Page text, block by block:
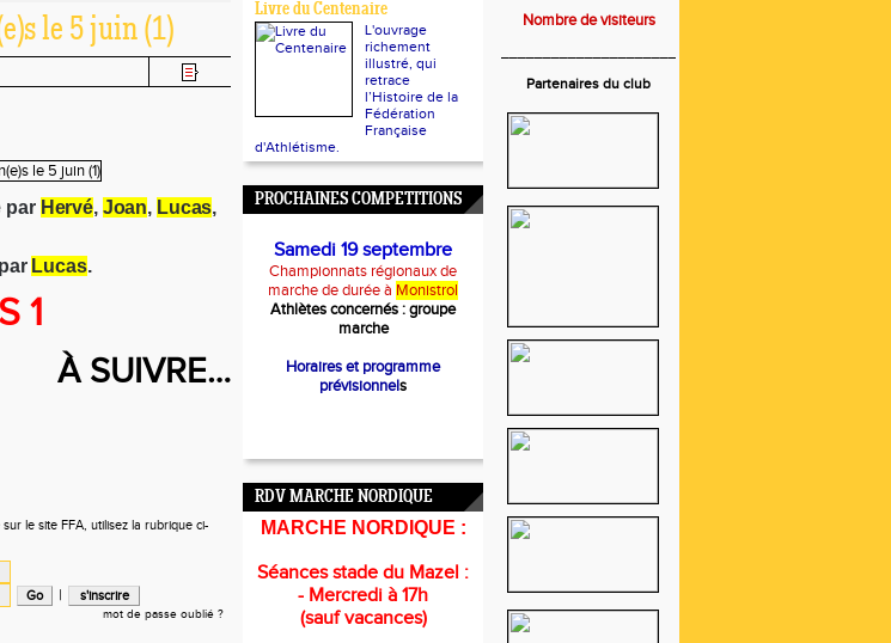
le 5 juin (1)
par Hervé, Joan, Lucas,
Lucas.
1
À SUIVRE…
le site FFA, utilisez la rubrique ci-
|
mot de passe oublié ?
Livre du Centenaire
L'ouvrage
richement
illustré, qui
retrace
l’Histoire de la
Fédération
Française
d'Athlétisme.
PROCHAINES COMPETITIONS
Samedi 19 septembre
Championnats régionaux de
marche de durée à Monistrol
Athlètes concernés :groupe
marche
Horaires et programme
prévisionnels
RDV MARCHE NORDIQUE
MARCHE NORDIQUE :
Séances stade du Mazel :
- Mercredi à 17h
(sauf vacances)
Nombre de visiteurs
Partenaires du club